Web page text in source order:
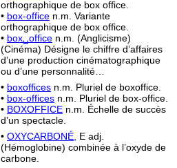
orthographique de box office.
• box-office n.m. Variante
orthographique de box office.
• box␣office n.m. (Anglicisme)
(Cinéma) Désigne le chiffre d’affaires
d’une production cinématographique
ou d’une personnalité…
• boxoffices n.m. Pluriel de boxoffice.
• box-offices n.m. Pluriel de box-office.
• BOXOFFICE n.m. Échelle de succès
d’un spectacle.
• OXYCARBONÉ, E adj.
(Hémoglobine) combinée à l’oxyde de
carbone.